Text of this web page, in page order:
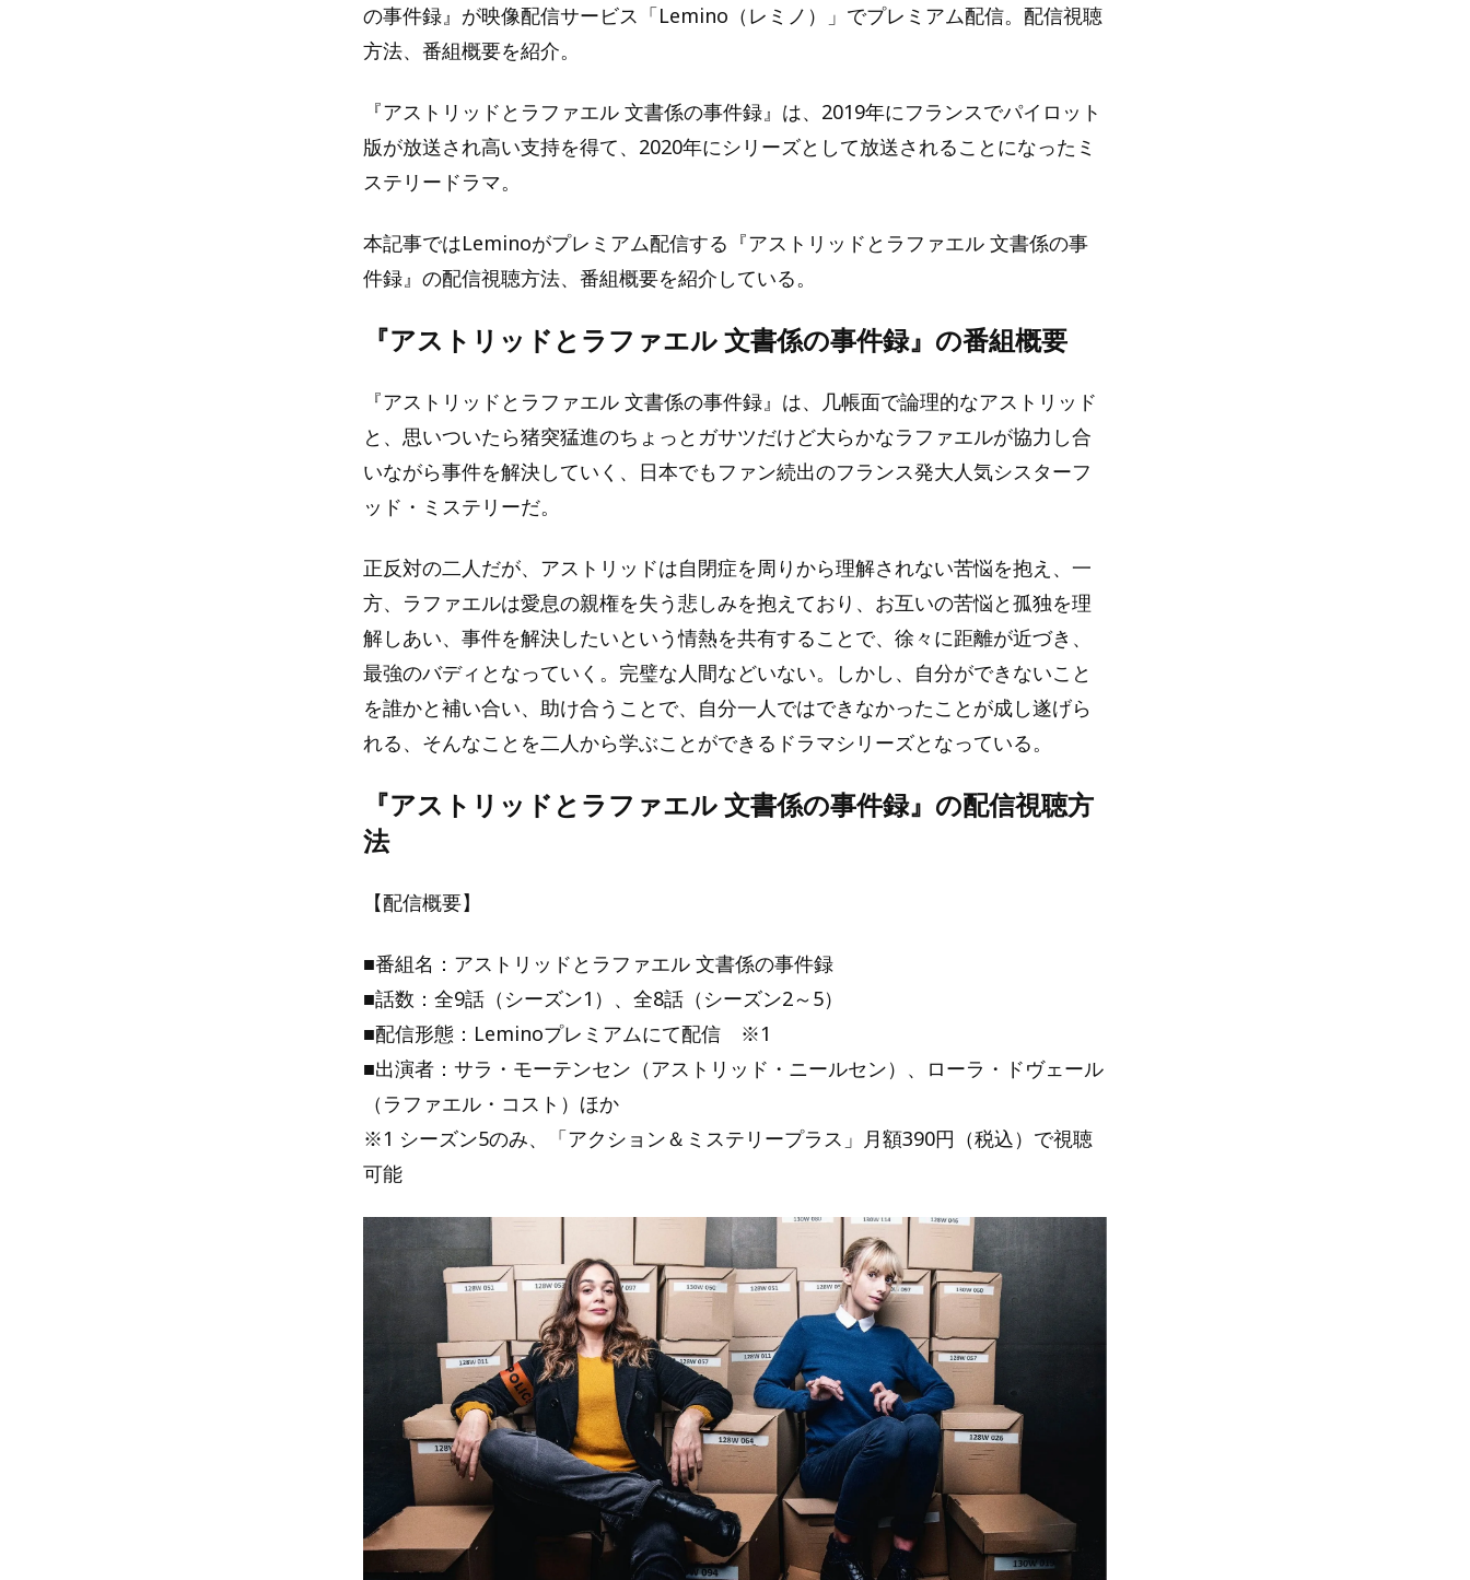
の事件録』が映像配信サービス「Lemino（レミノ）」でプレミアム配信。配信視聴
方法、番組概要を紹介。
『アストリッドとラファエル 文書係の事件録』は、2019年にフランスでパイロット
版が放送され高い支持を得て、2020年にシリーズとして放送されることになったミ
ステリードラマ。
本記事ではLeminoがプレミアム配信する『アストリッドとラファエル 文書係の事
件録』の配信視聴方法、番組概要を紹介している。
『アストリッドとラファエル 文書係の事件録』の番組概要
『アストリッドとラファエル 文書係の事件録』は、几帳面で論理的なアストリッド
と、思いついたら猪突猛進のちょっとガサツだけど大らかなラファエルが協力し合
いながら事件を解決していく、日本でもファン続出のフランス発大人気シスターフ
ッド・ミステリーだ。
正反対の二人だが、アストリッドは自閉症を周りから理解されない苦悩を抱え、一
方、ラファエルは愛息の親権を失う悲しみを抱えており、お互いの苦悩と孤独を理
解しあい、事件を解決したいという情熱を共有することで、徐々に距離が近づき、
最強のバディとなっていく。完璧な人間などいない。しかし、自分ができないこと
を誰かと補い合い、助け合うことで、自分一人ではできなかったことが成し遂げら
れる、そんなことを二人から学ぶことができるドラマシリーズとなっている。
『アストリッドとラファエル 文書係の事件録』の配信視聴方
法
【配信概要】
■番組名：アストリッドとラファエル 文書係の事件録
■話数：全9話（シーズン1）、全8話（シーズン2～5）
■配信形態：Leminoプレミアムにて配信 ※1
■出演者：サラ・モーテンセン（アストリッド・ニールセン）、ローラ・ドヴェール
（ラファエル・コスト）ほか
※1 シーズン5のみ、「アクション＆ミステリープラス」月額390円（税込）で視聴
可能